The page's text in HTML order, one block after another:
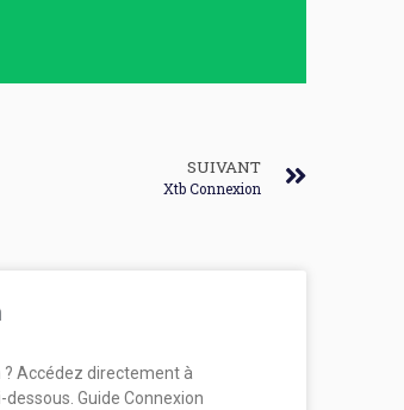
SUIVANT
Xtb Connexion
Accédez directement à
Guide Connexion